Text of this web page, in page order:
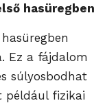
hasüregben
Ez a fájdalom
súlyosbodhat
például fizikai